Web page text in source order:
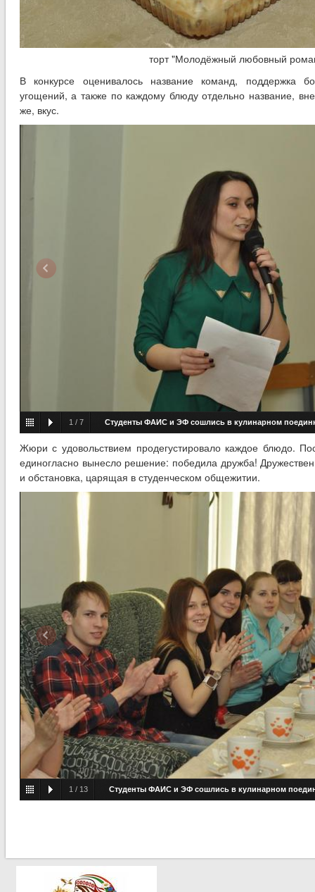
торт "Молодёжный любовный
В конкурсе оценивалось название команд, поддержка
угощений, а также по каждому блюду отдельно название,
же, вкус.
1 / 7 Студенты ФАИС и ЭФ сошлись в кулинарном
Жюри с удовольствием продегустировало каждое блюдо.
единогласно вынесло решение: победила дружба!
и обстановка, царящая в студенческом общежитии.
1 / 13 Студенты ФАИС и ЭФ сошлись в кулинарном